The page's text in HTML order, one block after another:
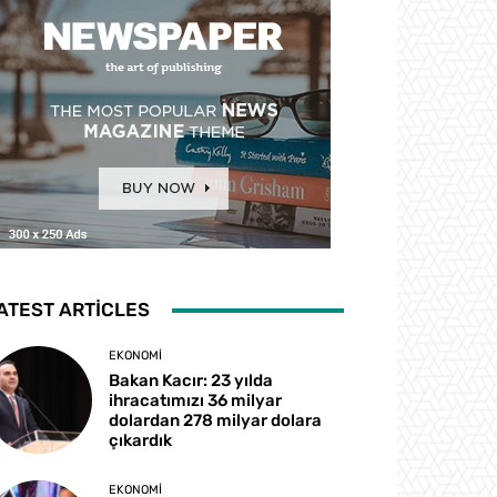
ARTICLES
EKONOMI
Bakan Kacır: 23 yılda
ihracatımızı 36 milyar
dolardan 278 milyar dolara
çıkardık
EKONOMI